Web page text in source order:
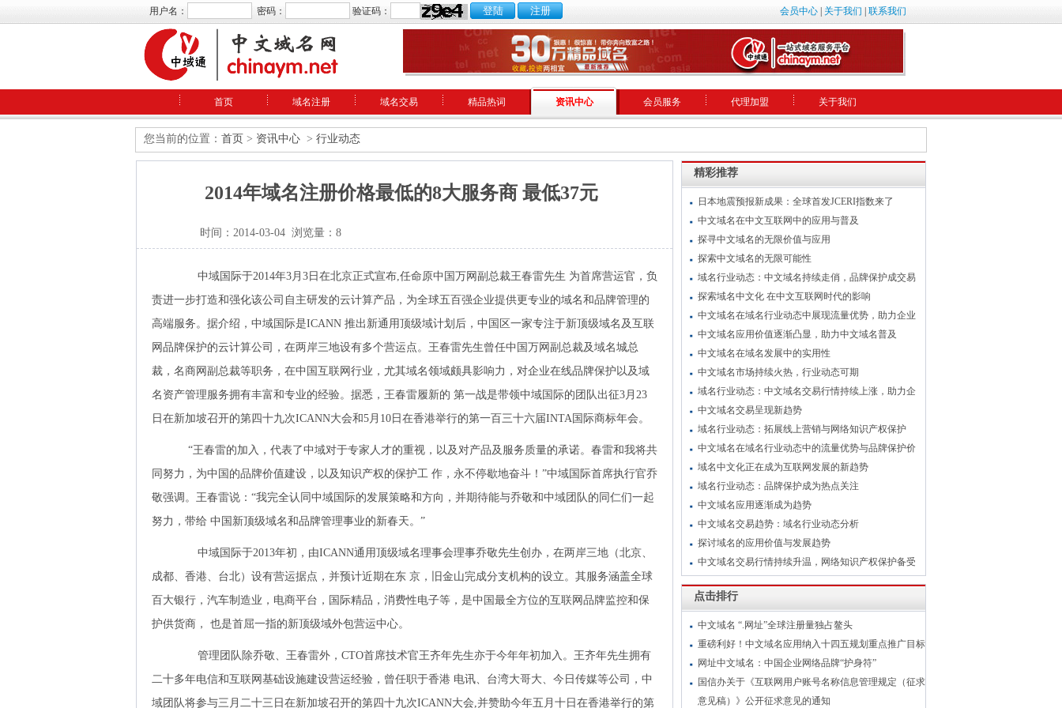
会员中心 关于我们 联系我们
用户名： 密码： 验证码：
首页 域名注册 域名交易 精品热词 资讯中心 会员服务 代理加盟 关于我们
您当前的位置： 首页 > 资讯中心 > 行业动态
2014年域名注册价格最低的8大服务商 最低37元
时间：2014-03-04 浏览量：8
中域国际于2014年3月3日在北京正式宣布,任命原中国万网副总裁王春雷先生 为首席营运官，负
责进一步打造和强化该公司自主研发的云计算产品，为全球五百强企业提供更专业的域名和品牌管理的
高端服务。据介绍，中域国际是ICANN 推出新通用顶级域计划后，中国区一家专注于新顶级域名及互联
网品牌保护的云计算公司，在两岸三地设有多个营运点。王春雷先生曾任中国万网副总裁及域名城总
裁，名商网副总裁等职务，在中国互联网行业，尤其域名领域颇具影响力，对企业在线品牌保护以及域
名资产管理服务拥有丰富和专业的经验。据悉，王春雷履新的 第一战是带领中域国际的团队出征3月23
日在新加坡召开的第四十九次ICANN大会和5月10日在香港举行的第一百三十六届INTA国际商标年会。
“王春雷的加入，代表了中域对于专家人才的重视，以及对产品及服务质量的承诺。春雷和我将共
同努力，为中国的品牌价值建设，以及知识产权的保护工 作，永不停歇地奋斗！”中域国际首席执行官乔
敬强调。王春雷说：“我完全认同中域国际的发展策略和方向，并期待能与乔敬和中域团队的同仁们一起
努力，带给 中国新顶级域名和品牌管理事业的新春天。”
中域国际于2013年初，由ICANN通用顶级域名理事会理事乔敬先生创办，在两岸三地（北京、
成都、香港、台北）设有营运据点，并预计近期在东 京，旧金山完成分支机构的设立。其服务涵盖全球
百大银行，汽车制造业，电商平台，国际精品，消费性电子等，是中国最全方位的互联网品牌监控和保
护供货商， 也是首屈一指的新顶级域外包营运中心。
管理团队除乔敬、王春雷外，CTO首席技术官王齐年先生亦于今年年初加入。王齐年先生拥有
二十多年电信和互联网基础设施建设营运经验，曾任职于香港 电讯、台湾大哥大、今日传媒等公司，中
域团队将参与三月二十三日在新加坡召开的第四十九次ICANN大会,并赞助今年五月十日在香港举行的第
精彩推荐
日本地震预报新成果：全球首发JCERI指数来了
中文域名在中文互联网中的应用与普及
探寻中文域名的无限价值与应用
探索中文域名的无限可能性
域名行业动态：中文域名持续走俏，品牌保护成交易
探索域名中文化 在中文互联网时代的影响
中文域名在域名行业动态中展现流量优势，助力企业
中文域名应用价值逐渐凸显，助力中文域名普及
中文域名在域名发展中的实用性
中文域名市场持续火热，行业动态可期
域名行业动态：中文域名交易行情持续上涨，助力企
中文域名交易呈现新趋势
域名行业动态：拓展线上营销与网络知识产权保护
中文域名在域名行业动态中的流量优势与品牌保护价
域名中文化正在成为互联网发展的新趋势
域名行业动态：品牌保护成为热点关注
中文域名应用逐渐成为趋势
中文域名交易趋势：域名行业动态分析
探讨域名的应用价值与发展趋势
中文域名交易行情持续升温，网络知识产权保护备受
点击排行
中文域名 “.网址”全球注册量独占鳌头
重磅利好！中文域名应用纳入十四五规划重点推广目标
网址中文域名：中国企业网络品牌“护身符”
国信办关于《互联网用户账号名称信息管理规定（征求
意见稿）》公开征求意见的通知